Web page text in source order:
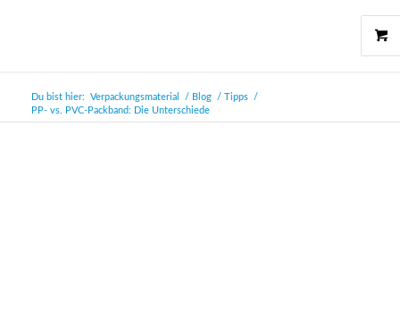
Du bist hier: Verpackungsmaterial / Blog / Tipps
/
PP- vs. PVC-Packband: Die Unterschiede